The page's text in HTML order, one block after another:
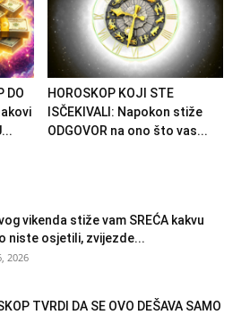
DO
HOROSKOP KOJI STE
ISČEKIVALI: Napokon stiže
ODGOVOR na ono što vas...
vikenda stiže vam SREĆA kakvu
niste osjetili, zvijezde...
2026
TVRDI DA SE OVO DEŠAVA SAMO